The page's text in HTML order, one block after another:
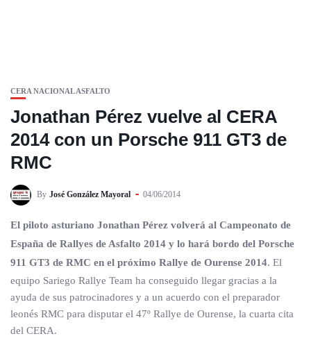
CERA NACIONAL ASFALTO
Jonathan Pérez vuelve al CERA
2014 con un Porsche 911 GT3 de
RMC
By José González Mayoral 04/06/2014
El piloto asturiano Jonathan Pérez volverá al Campeonato de
España de Rallyes de Asfalto 2014 y lo hará bordo del Porsche
911 GT3 de RMC en el próximo Rallye de Ourense 2014. El
equipo Sariego Rallye Team ha conseguido llegar gracias a la
ayuda de sus patrocinadores y a un acuerdo con el preparador
leonés RMC para disputar el 47º Rallye de Ourense, la cuarta cita
del CERA.